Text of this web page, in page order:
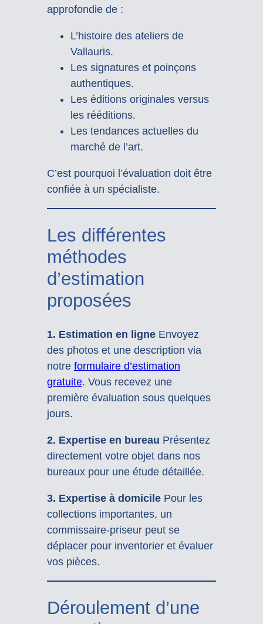
approfondie de :
L’histoire des ateliers de
Vallauris.
Les signatures et poinçons
authentiques.
Les éditions originales versus
les rééditions.
Les tendances actuelles du
marché de l’art.
C’est pourquoi l’évaluation doit être
confiée à un spécialiste.
Les différentes
méthodes
d’estimation
proposées
1. Estimation en ligneEnvoyez
des photos et une description via
notre formulaire d’estimation
gratuite. Vous recevez une
première évaluation sous quelques
jours.
2. Expertise en bureau Présentez
directement votre objet dans nos
bureaux pour une étude détaillée.
3. Expertise à domicilePour les
collections importantes, un
commissaire-priseur peut se
déplacer pour inventorier et évaluer
vos pièces.
Déroulement d’une